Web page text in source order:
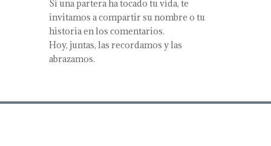
Si una partera ha tocado tu vida, te
invitamos a compartir su nombre o tu
historia en los comentarios.
Hoy, juntas, las recordamos y las
abrazamos.